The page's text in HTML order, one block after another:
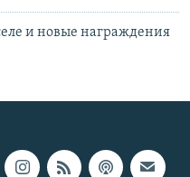
и новые награждения